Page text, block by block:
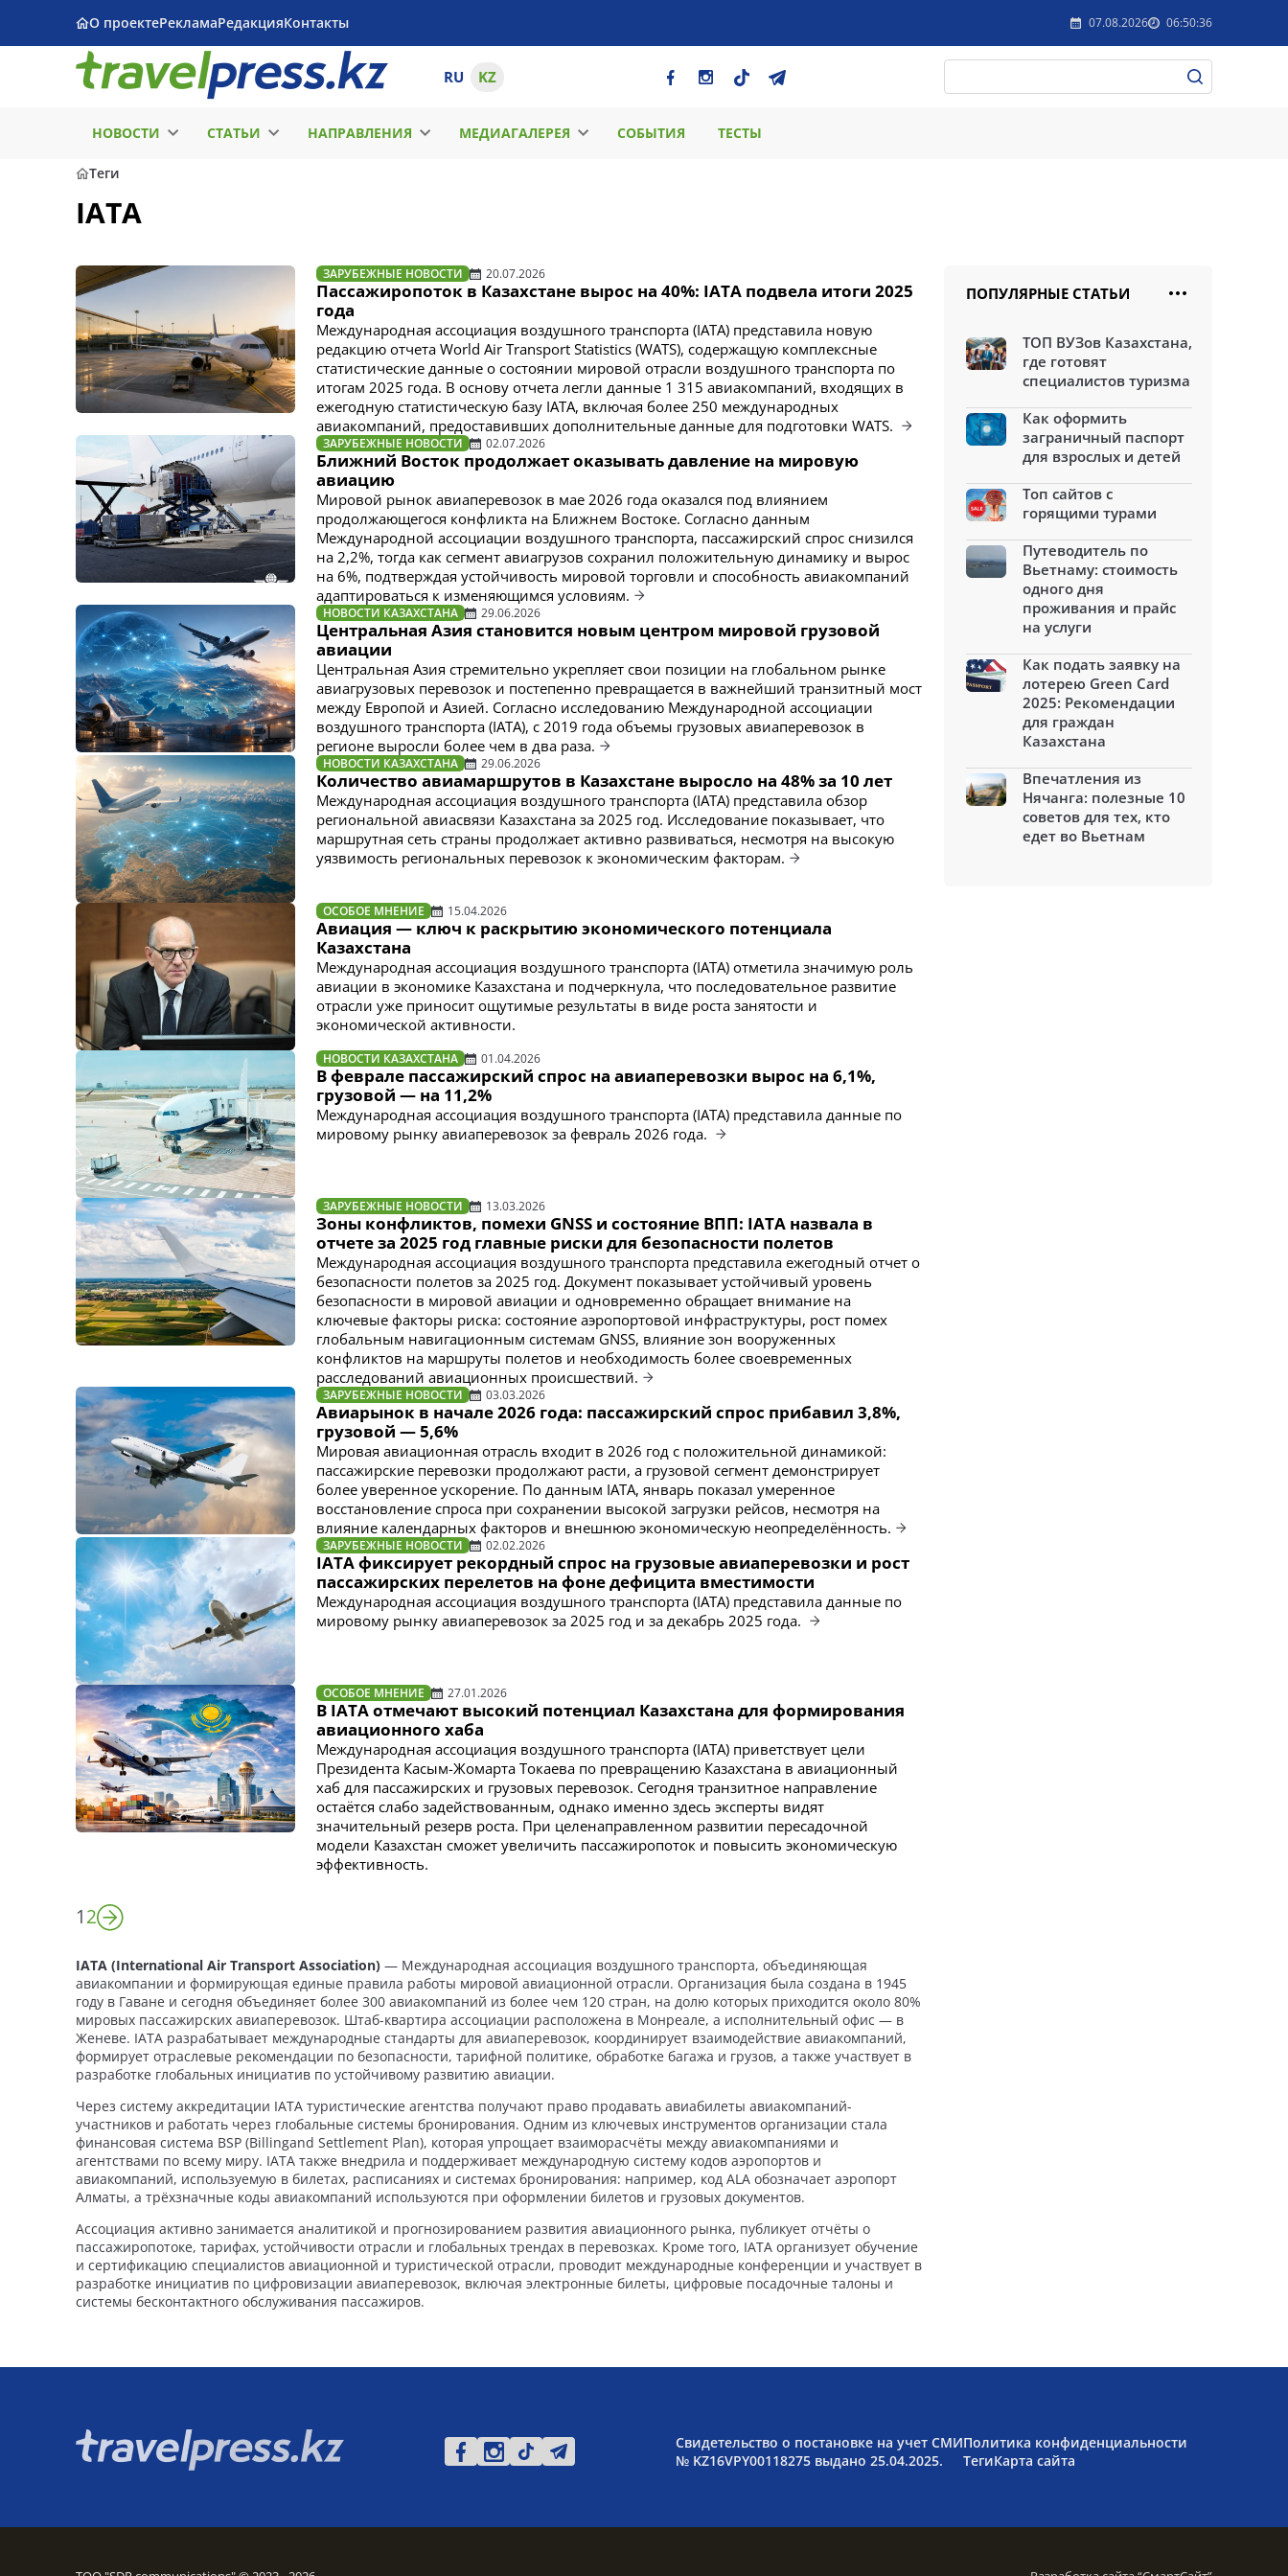
О проектеРекламаРедакцияКонтакты 07.08.2026 06:50:36
RU KZ
НОВОСТИ СТАТЬИ НАПРАВЛЕНИЯ МЕДИАГАЛЕРЕЯ СОБЫТИЯ ТЕСТЫ
Теги
IATA
ЗАРУБЕЖНЫЕ НОВОСТИ 20.07.2026
Пассажиропоток в Казахстане вырос на 40%: IATA подвела итоги 2025
года
Международная ассоциация воздушного транспорта (IATA) представила новую
редакцию отчета World Air Transport Statistics (WATS), содержащую комплексные
статистические данные о состоянии мировой отрасли воздушного транспорта по
итогам 2025 года. В основу отчета легли данные 1 315 авиакомпаний, входящих в
ежегодную статистическую базу IATA, включая более 250 международных
авиакомпаний, предоставивших дополнительные данные для подготовки WATS.
ЗАРУБЕЖНЫЕ НОВОСТИ 02.07.2026
Ближний Восток продолжает оказывать давление на мировую
авиацию
Мировой рынок авиаперевозок в мае 2026 года оказался под влиянием
продолжающегося конфликта на Ближнем Востоке. Согласно данным
Международной ассоциации воздушного транспорта, пассажирский спрос снизился
на 2,2%, тогда как сегмент авиагрузов сохранил положительную динамику и вырос
на 6%, подтверждая устойчивость мировой торговли и способность авиакомпаний
адаптироваться к изменяющимся условиям.
НОВОСТИ КАЗАХСТАНА 29.06.2026
Центральная Азия становится новым центром мировой грузовой
авиации
Центральная Азия стремительно укрепляет свои позиции на глобальном рынке
авиагрузовых перевозок и постепенно превращается в важнейший транзитный мост
между Европой и Азией. Согласно исследованию Международной ассоциации
воздушного транспорта (IATA), с 2019 года объемы грузовых авиаперевозок в
регионе выросли более чем в два раза.
НОВОСТИ КАЗАХСТАНА 29.06.2026
Количество авиамаршрутов в Казахстане выросло на 48% за 10 лет
Международная ассоциация воздушного транспорта (IATA) представила обзор
региональной авиасвязи Казахстана за 2025 год. Исследование показывает, что
маршрутная сеть страны продолжает активно развиваться, несмотря на высокую
уязвимость региональных перевозок к экономическим факторам.
ОСОБОЕ МНЕНИЕ 15.04.2026
Авиация — ключ к раскрытию экономического потенциала
Казахстана
Международная ассоциация воздушного транспорта (IATA) отметила значимую роль
авиации в экономике Казахстана и подчеркнула, что последовательное развитие
отрасли уже приносит ощутимые результаты в виде роста занятости и
экономической активности.
НОВОСТИ КАЗАХСТАНА 01.04.2026
В феврале пассажирский спрос на авиаперевозки вырос на 6,1%,
грузовой — на 11,2%
Международная ассоциация воздушного транспорта (IATA) представила данные по
мировому рынку авиаперевозок за февраль 2026 года.
ЗАРУБЕЖНЫЕ НОВОСТИ 13.03.2026
Зоны конфликтов, помехи GNSS и состояние ВПП: IATA назвала в
отчете за 2025 год главные риски для безопасности полетов
Международная ассоциация воздушного транспорта представила ежегодный отчет о
безопасности полетов за 2025 год. Документ показывает устойчивый уровень
безопасности в мировой авиации и одновременно обращает внимание на
ключевые факторы риска: состояние аэропортовой инфраструктуры, рост помех
глобальным навигационным системам GNSS, влияние зон вооруженных
конфликтов на маршруты полетов и необходимость более своевременных
расследований авиационных происшествий.
ЗАРУБЕЖНЫЕ НОВОСТИ 03.03.2026
Авиарынок в начале 2026 года: пассажирский спрос прибавил 3,8%,
грузовой — 5,6%
Мировая авиационная отрасль входит в 2026 год с положительной динамикой:
пассажирские перевозки продолжают расти, а грузовой сегмент демонстрирует
более уверенное ускорение. По данным IATA, январь показал умеренное
восстановление спроса при сохранении высокой загрузки рейсов, несмотря на
влияние календарных факторов и внешнюю экономическую неопределённость.
ЗАРУБЕЖНЫЕ НОВОСТИ 02.02.2026
IATA фиксирует рекордный спрос на грузовые авиаперевозки и рост
пассажирских перелетов на фоне дефицита вместимости
Международная ассоциация воздушного транспорта (IATA) представила данные по
мировому рынку авиаперевозок за 2025 год и за декабрь 2025 года.
ОСОБОЕ МНЕНИЕ 27.01.2026
В IATA отмечают высокий потенциал Казахстана для формирования
авиационного хаба
Международная ассоциация воздушного транспорта (IATA) приветствует цели
Президента Касым-Жомарта Токаева по превращению Казахстана в авиационный
хаб для пассажирских и грузовых перевозок. Сегодня транзитное направление
остаётся слабо задействованным, однако именно здесь эксперты видят
значительный резерв роста. При целенаправленном развитии пересадочной
модели Казахстан сможет увеличить пассажиропоток и повысить экономическую
эффективность.
12
IATA (International Air Transport Association) — Международная ассоциация воздушного транспорта, объединяющая
авиакомпании и формирующая единые правила работы мировой авиационной отрасли. Организация была создана в 1945
году в Гаване и сегодня объединяет более 300 авиакомпаний из более чем 120 стран, на долю которых приходится около 80%
мировых пассажирских авиаперевозок. Штаб-квартира ассоциации расположена в Монреале, а исполнительный офис — в
Женеве. IATA разрабатывает международные стандарты для авиаперевозок, координирует взаимодействие авиакомпаний,
формирует отраслевые рекомендации по безопасности, тарифной политике, обработке багажа и грузов, а также участвует в
разработке глобальных инициатив по устойчивому развитию авиации.
Через систему аккредитации IATA туристические агентства получают право продавать авиабилеты авиакомпаний-
участников и работать через глобальные системы бронирования. Одним из ключевых инструментов организации стала
финансовая система BSP (Billingand Settlement Plan), которая упрощает взаиморасчёты между авиакомпаниями и
агентствами по всему миру. IATA также внедрила и поддерживает международную систему кодов аэропортов и
авиакомпаний, используемую в билетах, расписаниях и системах бронирования: например, код ALA обозначает аэропорт
Алматы, а трёхзначные коды авиакомпаний используются при оформлении билетов и грузовых документов.
Ассоциация активно занимается аналитикой и прогнозированием развития авиационного рынка, публикует отчёты о
пассажиропотоке, тарифах, устойчивости отрасли и глобальных трендах в перевозках. Кроме того, IATA организует обучение
и сертификацию специалистов авиационной и туристической отрасли, проводит международные конференции и участвует в
разработке инициатив по цифровизации авиаперевозок, включая электронные билеты, цифровые посадочные талоны и
системы бесконтактного обслуживания пассажиров.
ПОПУЛЯРНЫЕ СТАТЬИ
ТОП ВУЗов Казахстана,
где готовят
специалистов туризма
Как оформить
заграничный паспорт
для взрослых и детей
Топ сайтов с
горящими турами
Путеводитель по
Вьетнаму: стоимость
одного дня
проживания и прайс
на услуги
Как подать заявку на
лотерею Green Card
2025: Рекомендации
для граждан
Казахстана
Впечатления из
Нячанга: полезные 10
советов для тех, кто
едет во Вьетнам
Свидетельство о постановке на учет СМИ
№ KZ16VPY00118275 выдано 25.04.2025.
Политика конфиденциальности
ТегиКарта сайта